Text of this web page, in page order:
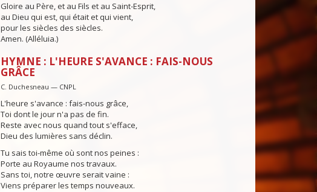
Gloire au Père, et au Fils et au Saint-Esprit,
au Dieu qui est, qui était et qui vient,
pour les siècles des siècles.
Amen. (Alléluia.)
HYMNE : L'HEURE S'AVANCE : FAIS-NOUS
GRÂCE
C. Duchesneau — CNPL
L'heure s'avance : fais-nous grâce,
Toi dont le jour n'a pas de fin.
Reste avec nous quand tout s'efface,
Dieu des lumières sans déclin.
Tu sais toi-même où sont nos peines :
Porte au Royaume nos travaux.
Sans toi, notre œuvre serait vaine :
Viens préparer les temps nouveaux.